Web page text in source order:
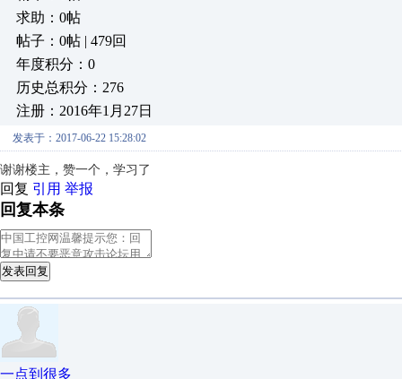
求助：0帖
帖子：0帖 | 479回
年度积分：0
历史总积分：276
注册：2016年1月27日
发表于：2017-06-22 15:28:02
谢谢楼主，赞一个，学习了
回复 引用 举报
回复本条
发表回复
一点到很多